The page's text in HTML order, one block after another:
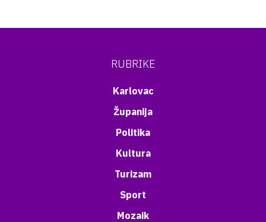
RUBRIKE
Karlovac
Županija
Politika
Kultura
Turizam
Sport
Mozaik